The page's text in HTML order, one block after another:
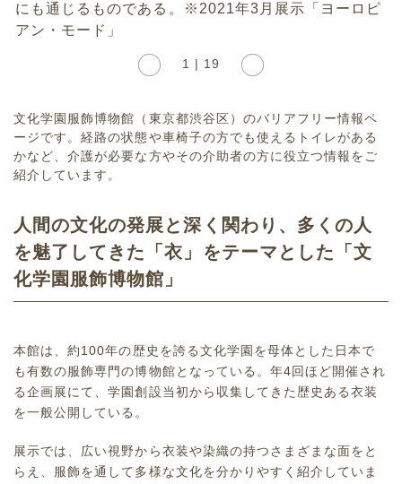
にも通じるものである。※2021年3月展示「ヨーロピ
アン・モード」
1 | 19
文化学園服飾博物館（東京都渋谷区）のバリアフリー情報ペ
ージです。経路の状態や車椅子の方でも使えるトイレがある
かなど、介護が必要な方やその介助者の方に役立つ情報をご
紹介しています。
人間の文化の発展と深く関わり、多くの人
を魅了してきた「衣」をテーマとした「文
化学園服飾博物館」
本館は、約100年の歴史を誇る文化学園を母体とした日本で
も有数の服飾専門の博物館となっている。年4回ほど開催され
る企画展にて、学園創設当初から収集してきた歴史ある衣装
を一般公開している。
展示では、広い視野から衣装や染織の持つさまざまな面をと
らえ、服飾を通して多様な文化を分かりやすく紹介していま